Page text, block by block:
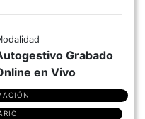
Grabado
en Vivo